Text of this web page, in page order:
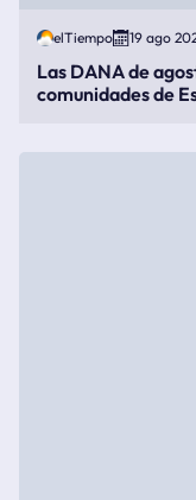
elTiempo 19 ago
Las DANA de
comunidades de